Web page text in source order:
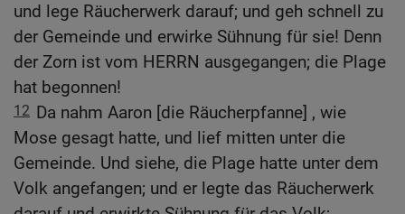
und lege Räucherwerk darauf; und geh schnell zu
der Gemeinde und erwirke Sühnung für sie! Denn
der Zorn ist vom HERRN ausgegangen; die Plage
hat begonnen!
12 Da nahm Aaron [die Räucherpfanne] , wie
Mose gesagt hatte, und lief mitten unter die
Gemeinde. Und siehe, die Plage hatte unter dem
Volk angefangen; und er legte das Räucherwerk